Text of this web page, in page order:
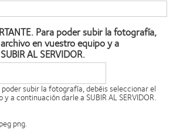
Para poder subir la fotografía,
en vuestro equipo y a
AL SERVIDOR.
poder subir la fotografía, debéis seleccionar el
a continuación darle a SUBIR AL SERVIDOR.
png.